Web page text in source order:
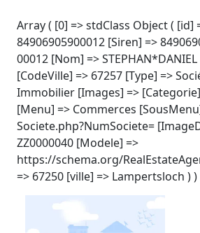
Array ( [0] => stdClass Object ( [id]
84906905900012 [Siren] =>
00012 [Nom] =>
[CodeVille] => 67257 [Type] =>
Immobilier [Images] =>
[Menu] => Commerces
Societe.php?NumSociete=
ZZ0000040 [Modele] =>
https://schema.org/
=> 67250 [ville] => Lampertsloch ) )